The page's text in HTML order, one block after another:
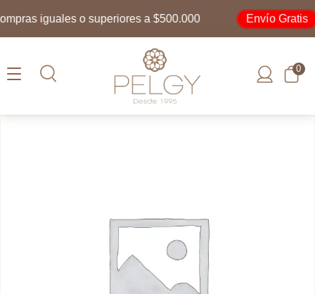
iguales o superiores a $500.000 Envío Gratis
0